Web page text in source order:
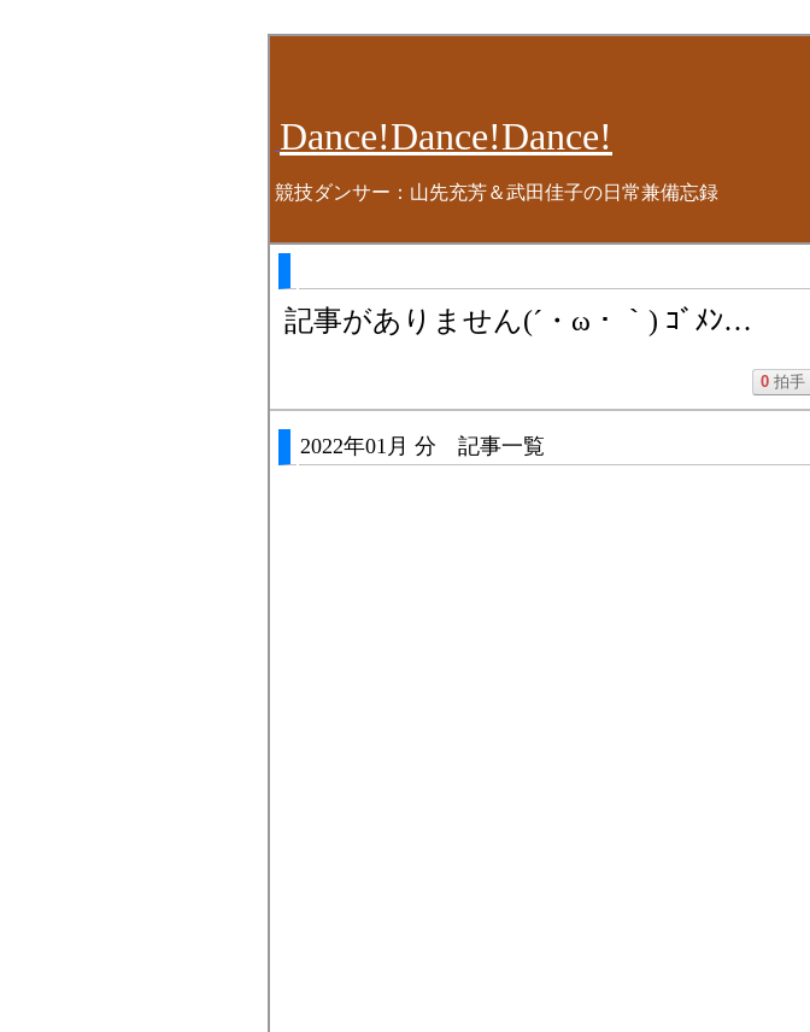
Dance!Dance!Dance!
競技ダンサー：山先充芳＆武田佳子の日常兼備忘録
記事がありません(´・ω・｀) ｺﾞﾒﾝ…
0 拍手
2022年01月 分 記事一覧